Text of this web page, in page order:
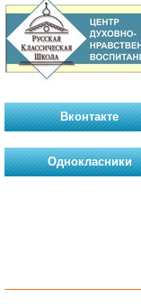
Вконтакте
Однокласники